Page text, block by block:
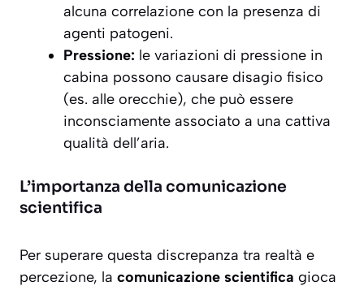
alcuna correlazione con la presenza di
agenti patogeni.
Pressione: le variazioni di pressione in
cabina possono causare disagio fisico
(es. alle orecchie), che può essere
inconsciamente associato a una cattiva
qualità dell’aria.
L’importanza della comunicazione
scientifica
Per superare questa discrepanza tra realtà e
percezione, la comunicazione scientifica gioca